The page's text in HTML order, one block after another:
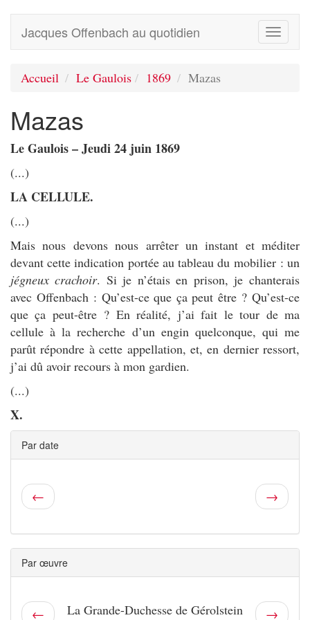
Toggle
Jacques Offenbach au quotidien
Accueil Le Gaulois 1869 Mazas
Mazas
Le Gaulois – Jeudi 24 juin 1869
(...)
LA CELLULE.
(...)
Mais nous devons nous arrêter un instant et méditer
devant cette indication portée au tableau du mobilier : un
jégneux crachoir. Si je n’étais en prison, je chanterais
avec Offenbach : Qu’est-ce que ça peut être ? Qu’est-ce
que ça peut-être ? En réalité, j’ai fait le tour de ma
cellule à la recherche d’un engin quelconque, qui me
parût répondre à cette appellation, et, en dernier ressort,
j’ai dû avoir recours à mon gardien.
(...)
X.
Par date
← →
Par œuvre
← La Grande-Duchesse de Gérolstein →